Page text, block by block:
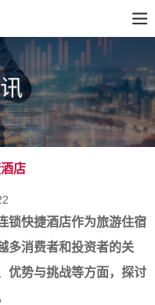
店
锁快捷酒店作为旅游住宿
多消费者和投资者的关
优势与挑战等方面，探讨